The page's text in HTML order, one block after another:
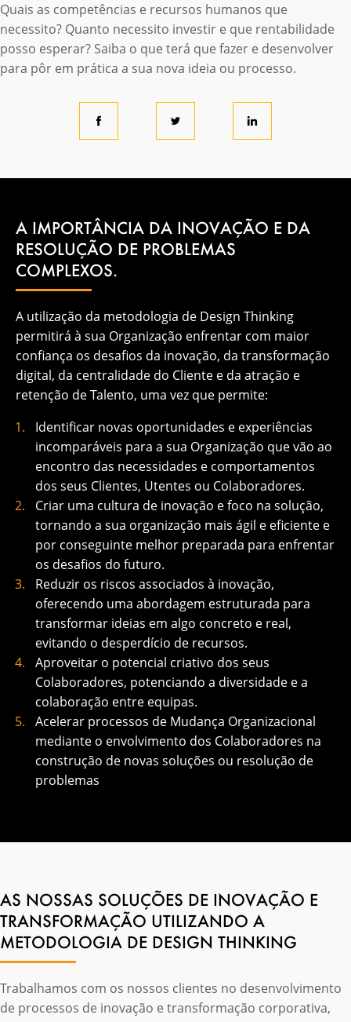
Quais as competências e recursos humanos que
necessito? Quanto necessito investir e que rentabilidade
posso esperar? Saiba o que terá que fazer e desenvolver
para pôr em prática a sua nova ideia ou processo.
A IMPORTÂNCIA DA INOVAÇÃO E DA
RESOLUÇÃO DE PROBLEMAS
COMPLEXOS.
A utilização da metodologia de Design Thinking
permitirá à sua Organização enfrentar com maior
confiança os desafios da inovação, da transformação
digital, da centralidade do Cliente e da atração e
retenção de Talento, uma vez que permite:
Identificar novas oportunidades e experiências
incomparáveis para a sua Organização que vão ao
encontro das necessidades e comportamentos
dos seus Clientes, Utentes ou Colaboradores.
Criar uma cultura de inovação e foco na solução,
tornando a sua organização mais ágil e eficiente e
por conseguinte melhor preparada para enfrentar
os desafios do futuro.
Reduzir os riscos associados à inovação,
oferecendo uma abordagem estruturada para
transformar ideias em algo concreto e real,
evitando o desperdício de recursos.
Aproveitar o potencial criativo dos seus
Colaboradores, potenciando a diversidade e a
colaboração entre equipas.
Acelerar processos de Mudança Organizacional
mediante o envolvimento dos Colaboradores na
construção de novas soluções ou resolução de
problemas
AS NOSSAS SOLUÇÕES DE INOVAÇÃO E
TRANSFORMAÇÃO UTILIZANDO A
METODOLOGIA DE DESIGN THINKING
Trabalhamos com os nossos clientes no desenvolvimento
de processos de inovação e transformação corporativa,